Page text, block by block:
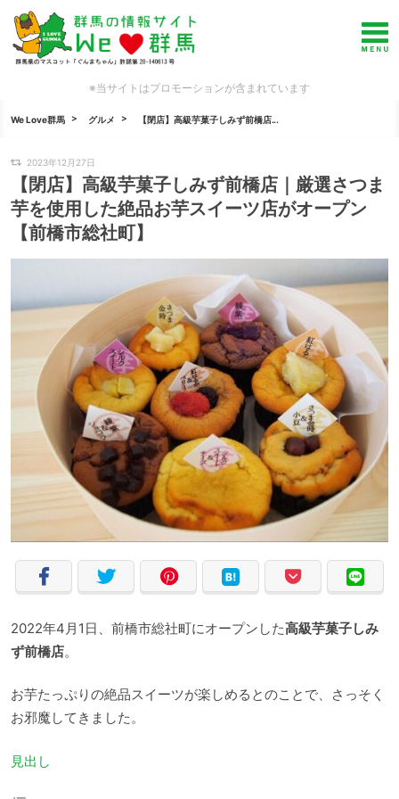
※当サイトはプロモーションが含まれています
We Love群馬 グルメ 【閉店】高級芋菓子しみず前橋店...
2023年12月27日
【閉店】高級芋菓子しみず前橋店｜厳選さつま
芋を使用した絶品お芋スイーツ店がオープン
【前橋市総社町】
2022年4月1日、前橋市総社町にオープンした高級芋菓子しみ
ず前橋店。
お芋たっぷりの絶品スイーツが楽しめるとのことで、さっそく
お邪魔してきました。
見出し